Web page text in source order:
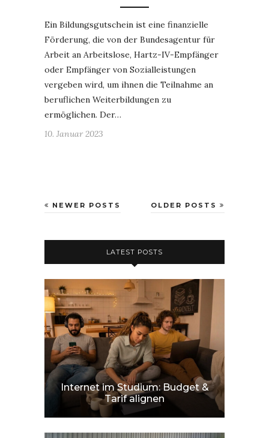
Ein Bildungsgutschein ist eine finanzielle
Förderung, die von der Bundesagentur für
Arbeit an Arbeitslose, Hartz-IV-Empfänger
oder Empfänger von Sozialleistungen
vergeben wird, um ihnen die Teilnahme an
beruflichen Weiterbildungen zu
ermöglichen. Der…
10. Januar 2023
OLDER POSTS
NEWER POSTS
LATEST POSTS
Internet im Studium: Budget &
Tarif alignen